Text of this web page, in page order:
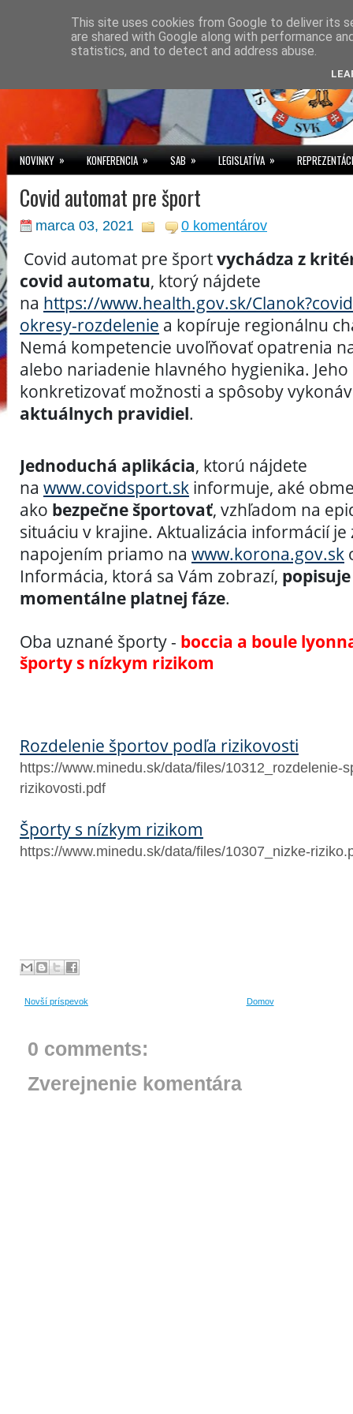
NOVINKY » KONFERENCIA » SAB » LEGISLATÍVA »
Covid automat pre šport
marca 03, 2021 0 komentárov
Covid automat pre športvychádza z
covid automatu, ktorý nájdete
na https://www.health.gov.sk/
okresy-rozdelenie a kopíruje regionálnu
Nemá kompetencie uvoľňovať opatrenia
alebo nariadenie hlavného hygienika.
konkretizovať možnosti a spôsoby
aktuálnych pravidiel.
Jednoduchá aplikácia, ktorú nájdete
na www.covidsport.sk informuje, aké
ako bezpečne športovať, vzhľadom na
situáciu v krajine. Aktualizácia informácií je
napojením priamo na www.korona.gov.sk
Informácia, ktorá sa Vám zobrazí,
momentálne platnej fáze.
Oba uznané športy - boccia a boule
športy s nízkym rizikom
Rozdelenie športov podľa rizikovosti
https://www.minedu.sk/data/files/10312_rozdelenie-
rizikovosti.pdf
Športy s nízkym rizikom
https://www.minedu.sk/data/files/10307_nizke-
Novší príspevok Domov
0 comments:
Zverejnenie komentára
This site uses cookies from Google to deliver its
are shared with Google along with performance
statistics, and to detect and address abuse.